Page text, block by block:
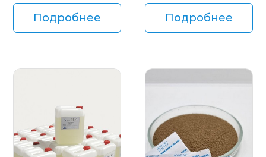
Подробнее Подробнее